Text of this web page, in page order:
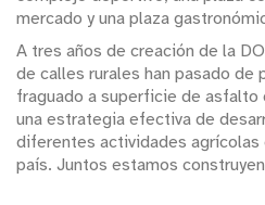
mercado y una plaza
A tres años de creación de la
de calles rurales han pasado de
fraguado a superficie de
una estrategia efectiva de
diferentes actividades
país. Juntos estamos